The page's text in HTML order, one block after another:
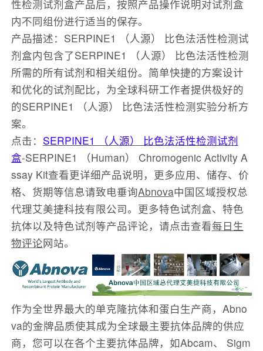
性检测试剂盒产品后，按照产品操作说明对试剂盒
内不同组份进行适当的保存。
产品描述：SERPINE1 （人源） 比色法活性检测试
剂盒内包含了SERPINE1 （人源） 比色法活性检测
所需的所有试剂和相关组份。简单快捷的方案设计
和优化的试剂配比，为全球科研工作者提供极好的
的SERPINE1 （人源） 比色法活性检测实验分析方
案。
点击： SERPINE1 （人源） 比色法活性检测试剂
盒-SERPINE1 （Human） Chromogenic Activity A
ssay Kit查看更详细产品说明，更多应用、储存、价
格、货期等信息请致电垂询Abnova中国区域授权总
代理艾美捷科技有限公司。更多特色试剂盒、特色
抗体以及特色试剂等产品评论，请点击查看每日生
物评论网站。
作为全世界最大的单克隆抗体和蛋白生产商，Abno
va的金牌品质使其成为全球最主要抗体品牌的供应
商，您可以在各个主要抗体品牌，如Abcam、 Sigm